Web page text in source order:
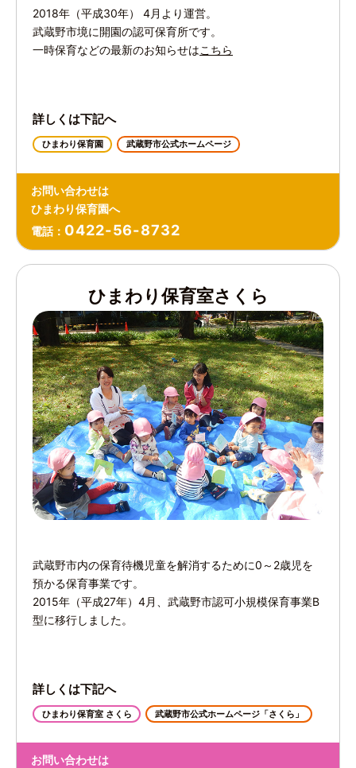
2018年（平成30年） 4月より運営。
武蔵野市境に開園の認可保育所です。
一時保育などの最新のお知らせはこちら
詳しくは下記へ
ひまわり保育園 武蔵野市公式ホームページ
お問い合わせは
ひまわり保育園へ
電話： 0422-56-8732
ひまわり保育室さくら
武蔵野市内の保育待機児童を解消するために0～2歳児を
預かる保育事業です。
2015年（平成27年）4月、武蔵野市認可小規模保育事業B
型に移行しました。
詳しくは下記へ
ひまわり保育室 さくら 武蔵野市公式ホームページ「さくら」
お問い合わせは